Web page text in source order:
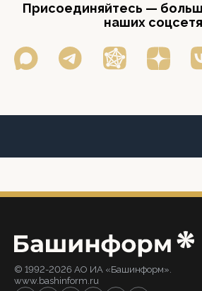
Присоединяйтесь —
наших
© 1992-2026 АО ИА «Башинформ».
www.bashinform.ru